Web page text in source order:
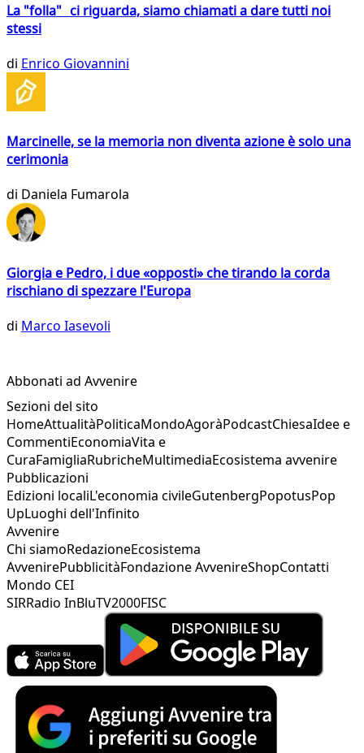
La "folla" ci riguarda, siamo chiamati a dare tutti noi
stessi
di Enrico Giovannini
Marcinelle, se la memoria non diventa azione è solo una
cerimonia
di Daniela Fumarola
Giorgia e Pedro, i due «opposti» che tirando la corda
rischiano di spezzare l'Europa
di Marco Iasevoli
Abbonati ad Avvenire
Sezioni del sito
HomeAttualitàPoliticaMondoAgoràPodcastChiesaIdee e
CommentiEconomiaVita e
CuraFamigliaRubricheMultimediaEcosistema avvenire
Pubblicazioni
Edizioni localiL'economia civileGutenbergPopotusPop
UpLuoghi dell'Infinito
Avvenire
Chi siamoRedazioneEcosistema
AvvenirePubblicitàFondazione AvvenireShopContatti
Mondo CEI
SIRRadio InBluTV2000FISC